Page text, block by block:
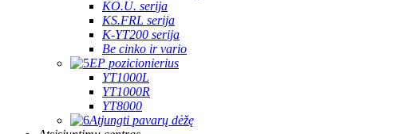
KO.U. serija
KS.FRL serija
K-YT200 serija
Be cinko ir vario
EP pozicionierius
YT1000L
YT1000R
YT8000
Atjungti pavarų dėžę